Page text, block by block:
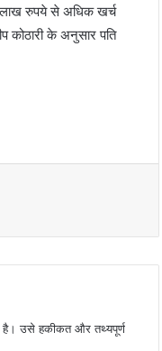
रुपये से अधिक खर्च
कोठारी के अनुसार पति
है। उसे हकीकत और तथ्यपूर्ण